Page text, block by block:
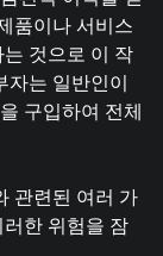
품이나 서비스
것으로 이 작
자는 일반인이
구입하여 전체
관련된 여러 가
한 위험을 잠